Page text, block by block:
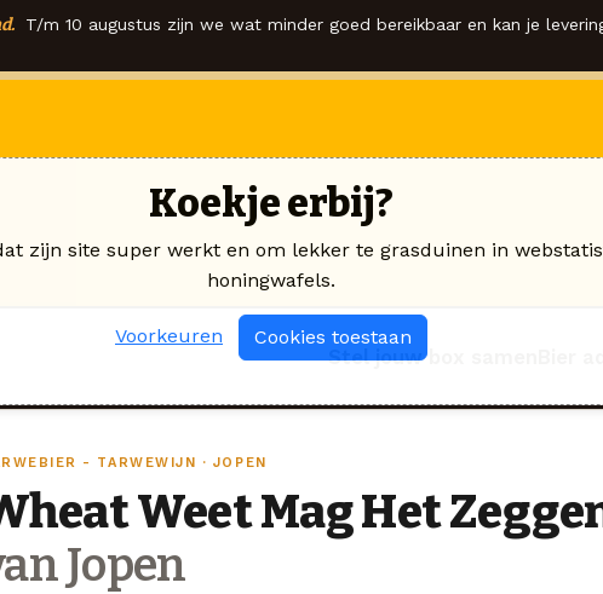
T/m 10 augustus zijn we wat minder goed bereikbaar en kan je
Stel jouw box samen
- TARWEWIJN · JOPEN
Weet Mag Het
Jopen
Koekje erbij?
zijn site super werkt en om lekker te grasduinen in
honingwafels.
Voorkeuren Cookies toestaan